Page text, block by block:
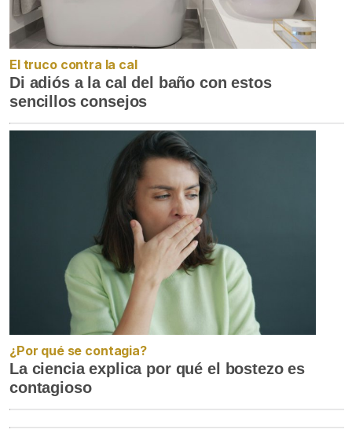
El truco contra la cal
Di adiós a la cal del baño con estos
sencillos consejos
¿Por qué se contagia?
La ciencia explica por qué el bostezo es
contagioso